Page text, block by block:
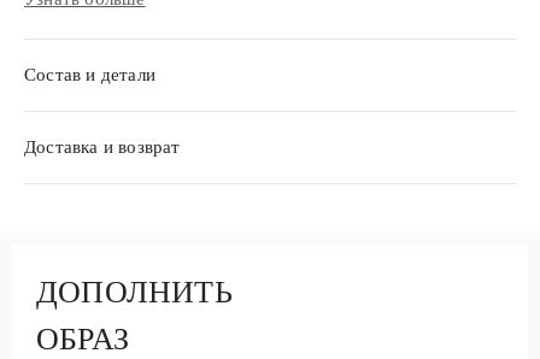
силы. В мексиканской культуре эта птица ассоциируется с
радостью, любовью, удачей и защитой.
Состав и детали
Доставка и возврат
ДОПОЛНИТЬ
ОБРАЗ